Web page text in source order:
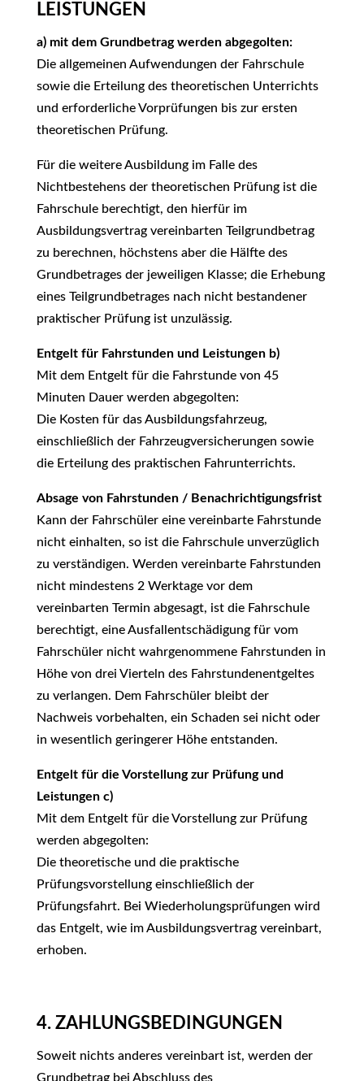
LEISTUNGEN
a) mit dem Grundbetrag werden abgegolten:
Die allgemeinen Aufwendungen der Fahrschule
sowie die Erteilung des theoretischen Unterrichts
und erforderliche Vorprüfungen bis zur ersten
theoretischen Prüfung.
Für die weitere Ausbildung im Falle des
Nichtbestehens der theoretischen Prüfung ist die
Fahrschule berechtigt, den hierfür im
Ausbildungsvertrag vereinbarten Teilgrundbetrag
zu berechnen, höchstens aber die Hälfte des
Grundbetrages der jeweiligen Klasse; die Erhebung
eines Teilgrundbetrages nach nicht bestandener
praktischer Prüfung ist unzulässig.
Entgelt für Fahrstunden und Leistungen b)
Mit dem Entgelt für die Fahrstunde von 45
Minuten Dauer werden abgegolten:
Die Kosten für das Ausbildungsfahrzeug,
einschließlich der Fahrzeugversicherungen sowie
die Erteilung des praktischen Fahrunterrichts.
Absage von Fahrstunden / Benachrichtigungsfrist
Kann der Fahrschüler eine vereinbarte Fahrstunde
nicht einhalten, so ist die Fahrschule unverzüglich
zu verständigen. Werden vereinbarte Fahrstunden
nicht mindestens 2 Werktage vor dem
vereinbarten Termin abgesagt, ist die Fahrschule
berechtigt, eine Ausfallentschädigung für vom
Fahrschüler nicht wahrgenommene Fahrstunden in
Höhe von drei Vierteln des Fahrstundenentgeltes
zu verlangen. Dem Fahrschüler bleibt der
Nachweis vorbehalten, ein Schaden sei nicht oder
in wesentlich geringerer Höhe entstanden.
Entgelt für die Vorstellung zur Prüfung und
Leistungen c)
Mit dem Entgelt für die Vorstellung zur Prüfung
werden abgegolten:
Die theoretische und die praktische
Prüfungsvorstellung einschließlich der
Prüfungsfahrt. Bei Wiederholungsprüfungen wird
das Entgelt, wie im Ausbildungsvertrag vereinbart,
erhoben.
4. ZAHLUNGSBEDINGUNGEN
Soweit nichts anderes vereinbart ist, werden der
Grundbetrag bei Abschluss des